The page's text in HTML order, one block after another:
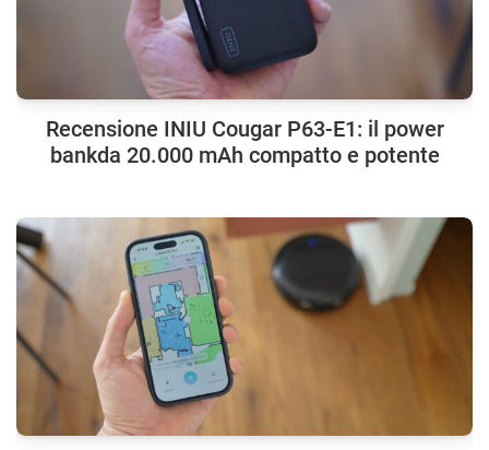
Recensione INIU Cougar P63-E1: il power
bankda 20.000 mAh compatto e potente